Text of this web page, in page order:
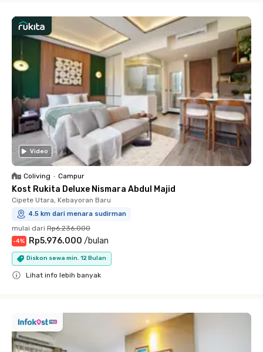
Video
Coliving • Campur
Kost Rukita Deluxe Nismara Abdul Majid
Cipete Utara, Kebayoran Baru
4.5 km dari menara sudirman
mulai dari Rp6.236.000
-4% Rp5.976.000 /bulan
Diskon sewa min. 12 Bulan
Lihat info lebih banyak